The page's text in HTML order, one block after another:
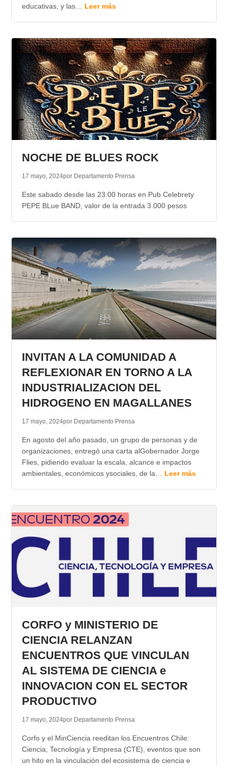
educativas, y las… Leer más
NOCHE DE BLUES ROCK
17 mayo, 2024por Departamento Prensa
Este sabado desde las 23:00 horas en Pub Celebrety
PEPE BLue BAND, valor de la entrada 3.000 pesos
INVITAN A LA COMUNIDAD A
REFLEXIONAR EN TORNO A LA
INDUSTRIALIZACION DEL
HIDROGENO EN MAGALLANES
17 mayo, 2024por Departamento Prensa
En agosto del año pasado, un grupo de personas y de
organizaciones, entregó una carta alGobernador Jorge
Flies, pidiendo evaluar la escala, alcance e impactos
ambientales, económicos ysociales, de la… Leer más
CORFO y MINISTERIO DE
CIENCIA RELANZAN
ENCUENTROS QUE VINCULAN
AL SISTEMA DE CIENCIA e
INNOVACION CON EL SECTOR
PRODUCTIVO
17 mayo, 2024por Departamento Prensa
Corfo y el MinCiencia reeditan los Encuentros Chile:
Ciencia, Tecnología y Empresa (CTE), eventos que son
un hito en la vinculación del ecosistema de ciencia e